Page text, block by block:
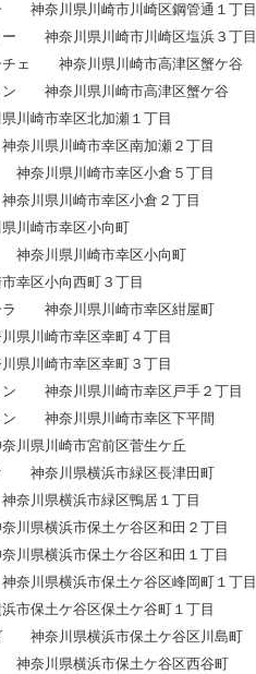
神奈川県川崎市川崎区鋼管通１丁目
ー 神奈川県川崎市川崎区塩浜３丁目
チェ 神奈川県川崎市高津区蟹ケ谷
ン 神奈川県川崎市高津区蟹ケ谷
崎市幸区北加瀬１丁目
川県川崎市幸区南加瀬２丁目
奈川県川崎市幸区小倉５丁目
川県川崎市幸区小倉２丁目
川崎市幸区小向町
奈川県川崎市幸区小向町
区小向西町３丁目
ラ 神奈川県川崎市幸区紺屋町
川崎市幸区幸町４丁目
川崎市幸区幸町３丁目
ン 神奈川県川崎市幸区戸手２丁目
ン 神奈川県川崎市幸区下平間
県川崎市宮前区菅生ケ丘
神奈川県横浜市緑区長津田町
川県横浜市緑区鴨居１丁目
県横浜市保土ケ谷区和田２丁目
県横浜市保土ケ谷区和田１丁目
川県横浜市保土ケ谷区峰岡町１丁目
保土ケ谷区保土ケ谷町１丁目
神奈川県横浜市保土ケ谷区川島町
奈川県横浜市保土ケ谷区西谷町